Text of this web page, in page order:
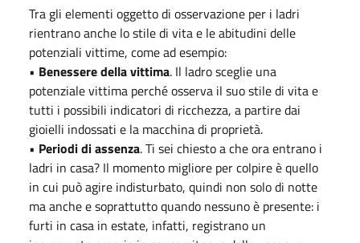
Tra gli elementi oggetto di osservazione per i ladri
rientrano anche lo stile di vita e le abitudini delle
potenziali vittime, come ad esempio:
• Benessere della vittima. Il ladro sceglie una
potenziale vittima perché osserva il suo stile di vita e
tutti i possibili indicatori di ricchezza, a partire dai
gioielli indossati e la macchina di proprietà.
• Periodi di assenza. Ti sei chiesto a che ora entrano i
ladri in casa? Il momento migliore per colpire è quello
in cui può agire indisturbato, quindi non solo di notte
ma anche e soprattutto quando nessuno è presente: i
furti in casa in estate, infatti, registrano un